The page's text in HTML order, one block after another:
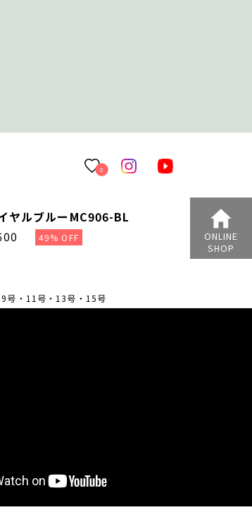
0
ヤルブルーMC906-BL
49% OFF
号・11号・13号・15号
ONLINE
SHOP